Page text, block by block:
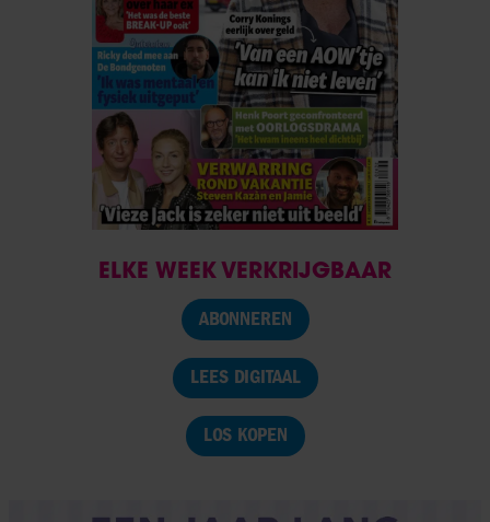
ELKE WEEK VERKRIJGBAAR
ABONNEREN
LEES DIGITAAL
LOS KOPEN